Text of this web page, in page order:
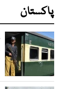
پاکستان